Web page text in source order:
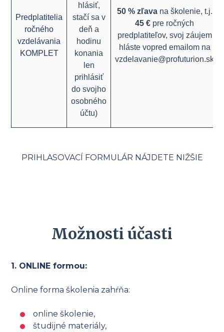
Predplatitelia
ročného
vzdelávania
KOMPLET
hlásiť,
stačí sa v
deň a
hodinu
konania
len
prihlásiť
do svojho
osobného
účtu)
50 % zľavana školenie, t.j.
45 € pre ročných
predplatiteľov, svoj záujem
hláste vopred emailom na
vzdelavanie@profuturion.sk
PRIHLASOVACÍ FORMULÁR NÁJDETE NIŽŠIE
Možnosti účasti
1. ONLINE formou:
Online forma školenia zahŕňa:
online školenie,
študijné materiály,